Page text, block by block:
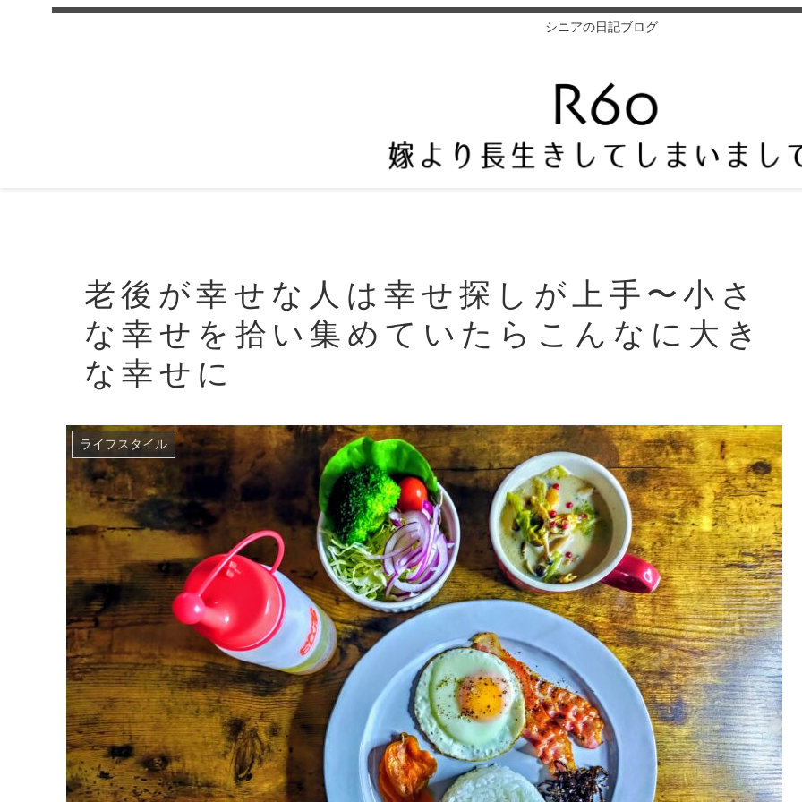
シニアの日記ブログ
老後が幸せな人は幸せ探しが上手〜小さ
な幸せを拾い集めていたらこんなに大き
な幸せに
ライフスタイル